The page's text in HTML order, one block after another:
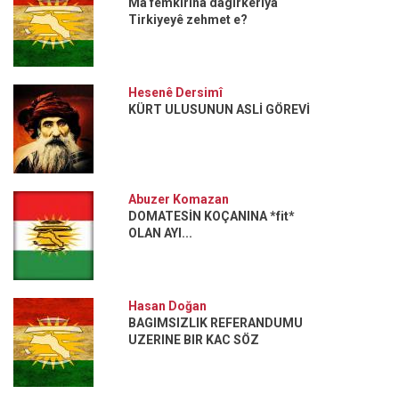
Ma fêmkirina dagirkeriya
Tirkiyeyê zehmet e?
Hesenê Dersimî
KÜRT ULUSUNUN ASLİ GÖREVİ
Abuzer Komazan
DOMATESİN KOÇANINA *fit*
OLAN AYI...
Hasan Doğan
BAGIMSIZLIK REFERANDUMU
UZERINE BIR KAC SÖZ